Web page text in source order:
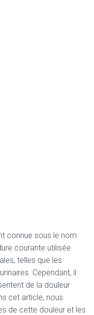
connue sous le nom
courante utilisée
telles que les
Cependant, il
de la douleur
cet article, nous
de cette douleur et les